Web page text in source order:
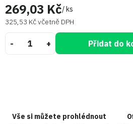
269,03 Kč/ ks
325,53 Kč včetně DPH
Přidat do
Vše si můžete prohlédnout